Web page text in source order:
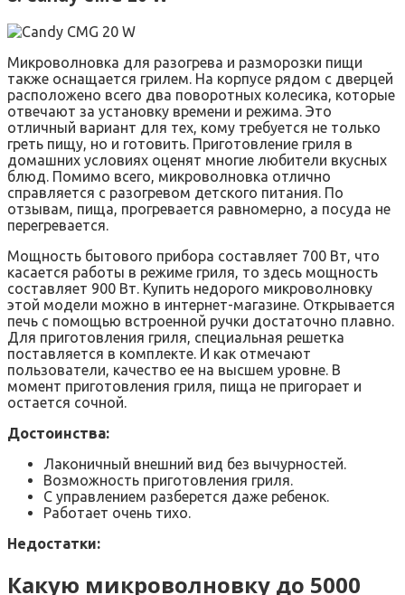
Микроволновка для разогрева и разморозки пищи
также оснащается грилем. На корпусе рядом с дверцей
расположено всего два поворотных колесика, которые
отвечают за установку времени и режима. Это
отличный вариант для тех, кому требуется не только
греть пищу, но и готовить. Приготовление гриля в
домашних условиях оценят многие любители вкусных
блюд. Помимо всего, микроволновка отлично
справляется с разогревом детского питания. По
отзывам, пища, прогревается равномерно, а посуда не
перегревается.
Мощность бытового прибора составляет 700 Вт, что
касается работы в режиме гриля, то здесь мощность
составляет 900 Вт. Купить недорого микроволновку
этой модели можно в интернет-магазине. Открывается
печь с помощью встроенной ручки достаточно плавно.
Для приготовления гриля, специальная решетка
поставляется в комплекте. И как отмечают
пользователи, качество ее на высшем уровне. В
момент приготовления гриля, пища не пригорает и
остается сочной.
Достоинства:
Лаконичный внешний вид без вычурностей.
Возможность приготовления гриля.
С управлением разберется даже ребенок.
Работает очень тихо.
Недостатки:
Какую микроволновку до 5000